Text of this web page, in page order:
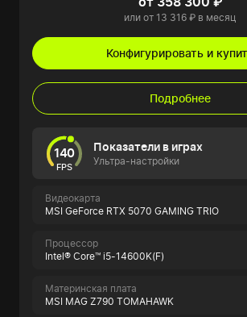
или от 13 316 ₽ в месяц
Конфигурировать и
Подробнее
140
FPS
Показатели в играх
Ультра-настройки
Видеокарта
MSI GeForce RTX 5070 GAMING TRIO
Процессор
Intel® Core™ i5-14600K(F)
Материнская плата
MSI MAG Z790 TOMAHAWK